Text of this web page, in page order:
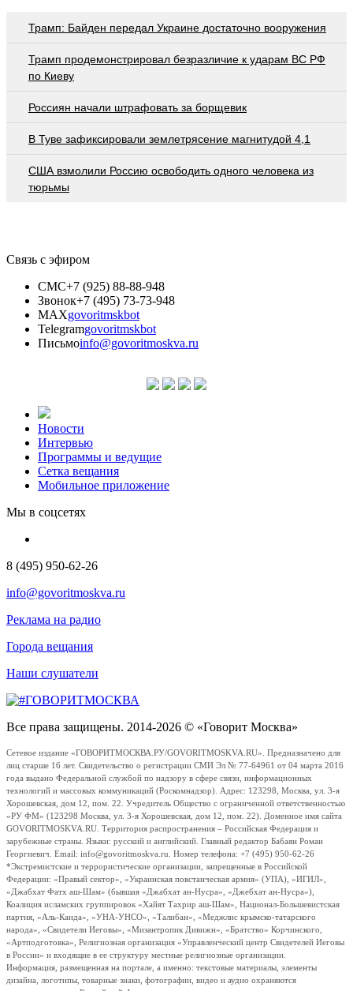
Трамп: Байден передал Украине достаточно вооружения
Трамп продемонстрировал безразличие к ударам ВС РФ
по Киеву
Россиян начали штрафовать за борщевик
В Туве зафиксировали землетрясение магнитудой 4,1
США взмолили Россию освободить одного человека из
тюрьмы
Связь с эфиром
СМС+7 (925) 88-88-948
Звонок+7 (495) 73-73-948
MAXgovoritmskbot
Telegramgovoritmskbot
Письмоinfo@govoritmoskva.ru
Новости
Интервью
Программы и ведущие
Сетка вещания
Мобильное приложение
Мы в соцсетях
8 (495) 950-62-26
info@govoritmoskva.ru
Реклама на радио
Города вещания
Наши слушатели
Все права защищены. 2014-2026 © «Говорит Москва»
Сетевое издание «ГОВОРИТМОСКВА.РУ/GOVORITMOSKVA.RU». Предназначено для
лиц старше 16 лет. Свидетельство о регистрации СМИ Эл № 77-64961 от 04 марта 2016
года выдано Федеральной службой по надзору в сфере связи, информационных
технологий и массовых коммуникаций (Роскомнадзор). Адрес: 123298, Москва, ул. 3-я
Хорошевская, дом 12, пом. 22. Учредитель Общество с ограниченной ответственностью
«РУ ФМ» (123298 Москва, ул. 3-я Хорошевская, дом 12, пом. 22). Доменное имя сайта
GOVORITMOSKVA.RU. Территория распространения – Российская Федерация и
зарубежные страны. Языки: русский и английский. Главный редактор Бабаян Роман
Георгиевич. Email: info@govoritmoskva.ru. Номер телефона: +7 (495) 950-62-26
*Экстремистские и террористические организации, запрещенные в Российской
Федерации: «Правый сектор», «Украинская повстанческая армия» (УПА), «ИГИЛ»,
«Джабхат Фатх аш-Шам» (бывшая «Джабхат ан-Нусра», «Джебхат ан-Нусра»),
Коалиция исламских группировок «Хайят Тахрир аш-Шам», Национал-Большевистская
партия, «Аль-Каида», «УНА-УНСО», «Талибан», «Меджлис крымско-татарского
народа», «Свидетели Иеговы», «Мизантропик Дивижн», «Братство» Корчинского,
«Артподготовка», Религиозная организация «Управленческий центр Свидетелей Иеговы
в России» и входящие в ее структуру местные религиозные организации.
Информация, размещенная на портале, а именно: текстовые материалы, элементы
дизайна, логотипы, товарные знаки, фотографии, видео и аудио охраняются